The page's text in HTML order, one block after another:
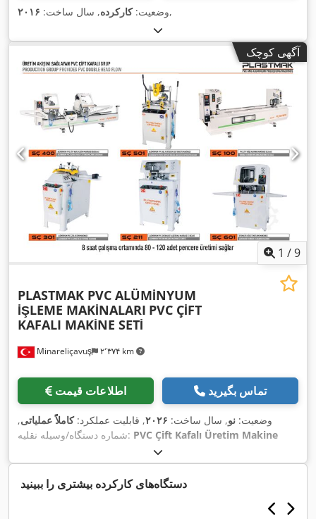
وضعیت:کارکرده, سال ساخت: ۲۰۱۶ ,
آگهی کوچک
1 /9
Minareliçavuş ۲٬۳۷۴ km
PLASTMAK PVC ALÜMİNYUM
İŞLEME MAKİNALARI PVC ÇİFT
KAFALI MAKİNE SETİ
اطلاعات قیمت تماس بگیرید
وضعیت: نو, سال ساخت: ۲۰۲۶, قابلیت عملکرد:کاملاً عملیاتی,
شماره دستگاه/وسیله نقلیه: PVC Çift Kafalı Üretim Makine
دستگاه‌های کارکرده بیشتری را ببینید